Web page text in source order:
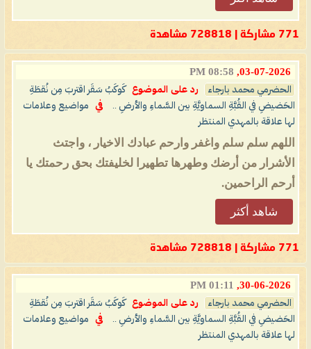
771 مشاركة | 728818 مشاهدة
03-07-2026,
08:58 PM
الحضرمي محمد بارجاء رد على الموضوع
كَوكَبُ سَقَر اقتربَ مِن نُقطَةِ
الحَضيضِ في القُبَّةِ السماويَّةِ بين السَّماءِ والأرضِ ..
في
مواضيع وعلامات
لها علاقة بالمهدي المنتظر
اللهم سلم سلم واغفر وارحم عبادك الاخيار ، واجتث
الأشرار من أرضك وطهرها تطهيرا لخليفتك بحق رحمتك يا
أرحم الراحمين.
شاهد أكثر
771 مشاركة | 728818 مشاهدة
30-06-2026,
01:11 PM
الحضرمي محمد بارجاء رد على الموضوع
كَوكَبُ سَقَر اقتربَ مِن نُقطَةِ
الحَضيضِ في القُبَّةِ السماويَّةِ بين السَّماءِ والأرضِ ..
في
مواضيع وعلامات
لها علاقة بالمهدي المنتظر